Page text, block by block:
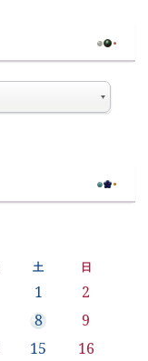
土 日
1
2
8
9
15
16